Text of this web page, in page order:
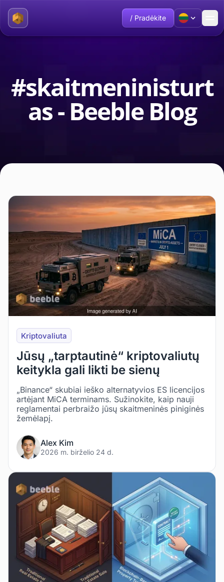
/ Pradėkite
#skaitmeninisturt
as - Beeble Blog
Kriptovaliuta
Jūsų „tarptautinė“ kriptovaliutų
keitykla gali likti be sienų
„Binance“ skubiai ieško alternatyvios ES licencijos
artėjant MiCA terminams. Sužinokite, kaip nauji
reglamentai perbraižo jūsų skaitmeninės piniginės
žemėlapį.
Alex Kim
2026 m. birželio 24 d.